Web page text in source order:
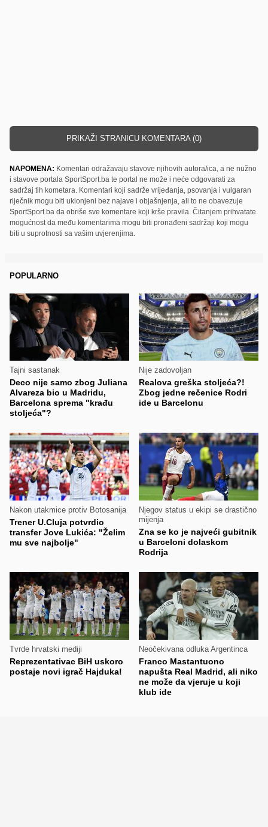
PRIKAŽI STRANICU KOMENTARA (0)
NAPOMENA: Komentari odražavaju stavove njihovih autora/ica, a ne nužno
i stavove portala SportSport.ba te portal ne može i neće odgovarati za
sadržaj tih kometara. Komentari koji sadrže vrijeđanja, psovanja i vulgaran
riječnik mogu biti uklonjeni bez najave i objašnjenja, ali to ne obavezuje
SportSport.ba da obriše sve komentare koji krše pravila. Čitanjem prihvatate
mogućnost da među komentarima mogu biti pronađeni sadržaji koji mogu
biti u suprotnosti sa vašim uvjerenjima.
POPULARNO
Tajni sastanak
Deco nije samo zbog Juliana
Alvareza bio u Madridu,
Barcelona sprema "krađu
stoljeća"?
Nije zadovoljan
Realova greška stoljeća?!
Zbog jedne rečenice Rodri
ide u Barcelonu
Nakon utakmice protiv Botosanija
Trener U.Cluja potvrdio
transfer Jove Lukića: "Želim
mu sve najbolje"
Njegov status u ekipi se drastično
mijenja
Zna se ko je najveći gubitnik
u Barceloni dolaskom
Rodrija
Tvrde hrvatski mediji
Reprezentativac BiH uskoro
postaje novi igrač Hajduka!
Neočekivana odluka Argentinca
Franco Mastantuono
napušta Real Madrid, ali niko
ne može da vjeruje u koji
klub ide